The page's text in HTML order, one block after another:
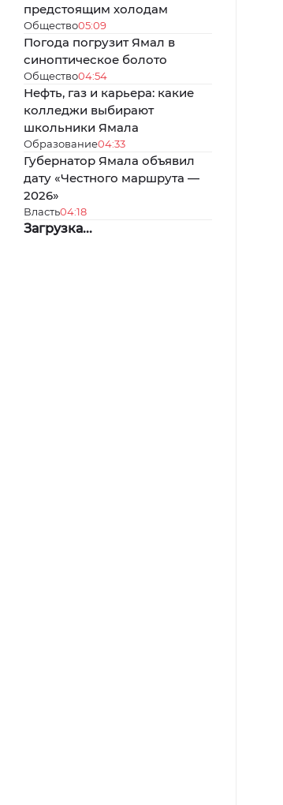
предстоящим холодам
Общество05:09
Погода погрузит Ямал в
синоптическое болото
Общество04:54
Нефть, газ и карьера: какие
колледжи выбирают
школьники Ямала
Образование04:33
Губернатор Ямала объявил
дату «Честного маршрута —
2026»
Власть04:18
Загрузка...